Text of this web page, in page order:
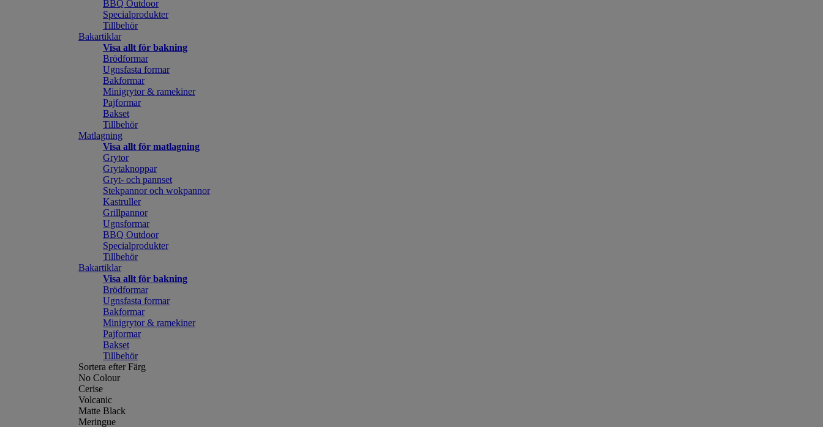
BBQ Outdoor
Specialprodukter
Tillbehör
Bakartiklar
Visa allt för bakning
Brödformar
Ugnsfasta formar
Bakformar
Minigrytor & ramekiner
Pajformar
Bakset
Tillbehör
Matlagning
Visa allt för matlagning
Grytor
Grytaknoppar
Gryt- och pannset
Stekpannor och wokpannor
Kastruller
Grillpannor
Ugnsformar
BBQ Outdoor
Specialprodukter
Tillbehör
Bakartiklar
Visa allt för bakning
Brödformar
Ugnsfasta formar
Bakformar
Minigrytor & ramekiner
Pajformar
Bakset
Tillbehör
Sortera efter Färg
No Colour
Cerise
Volcanic
Matte Black
Meringue